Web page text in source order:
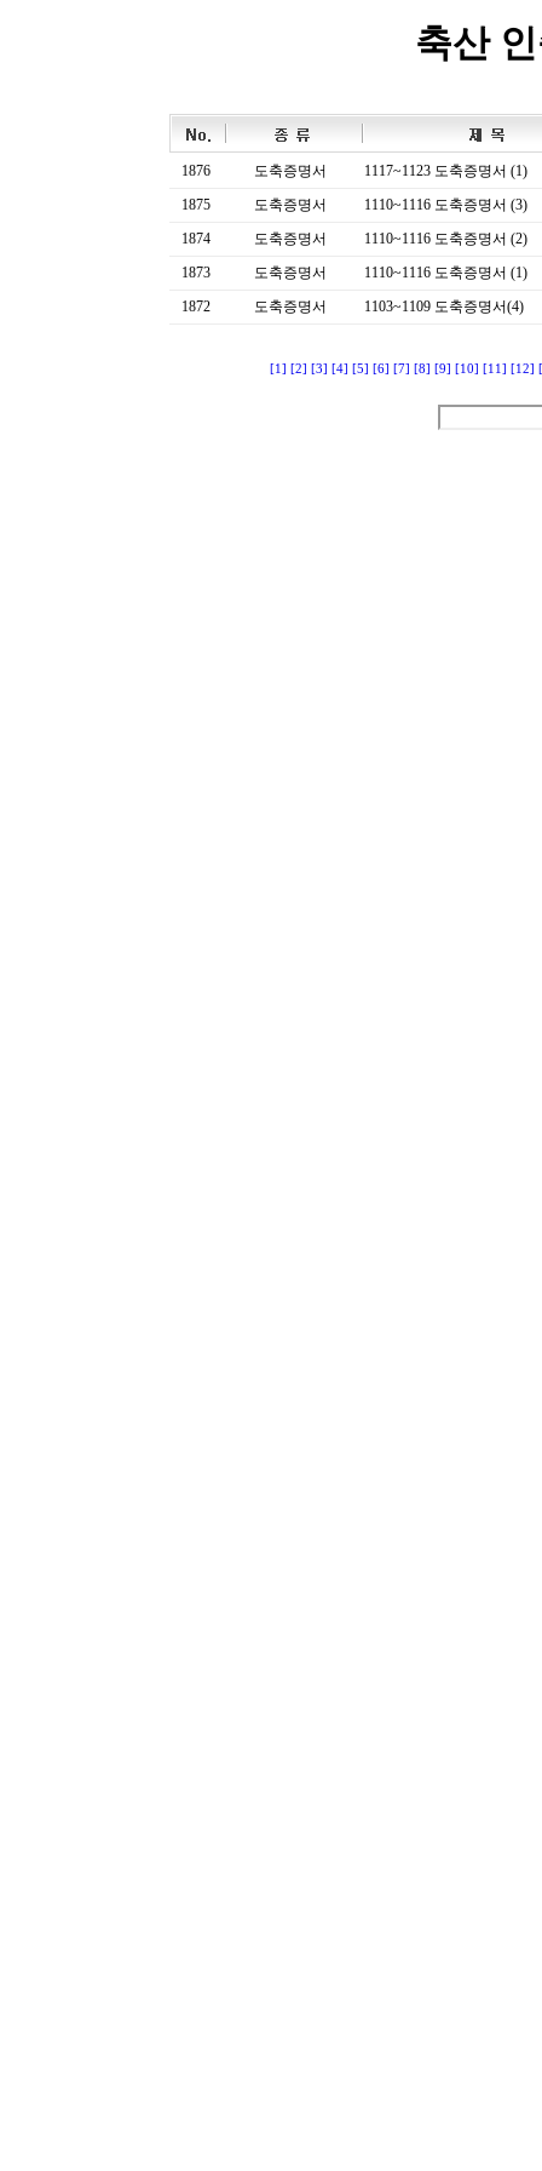
축산
1876 도축증명서
1117~1123 도축증명서 (1)
1875
도축증명서
1110~1116 도축증명서 (3)
1874
도축증명서
1110~1116 도축증명서 (2)
1873
도축증명서
1110~1116 도축증명서 (1)
1872
도축증명서 1103~1109 도축증명서(4)
[1] [2] [3] [4] [5] [6] [7] [8] [9] [10] [11] [12]